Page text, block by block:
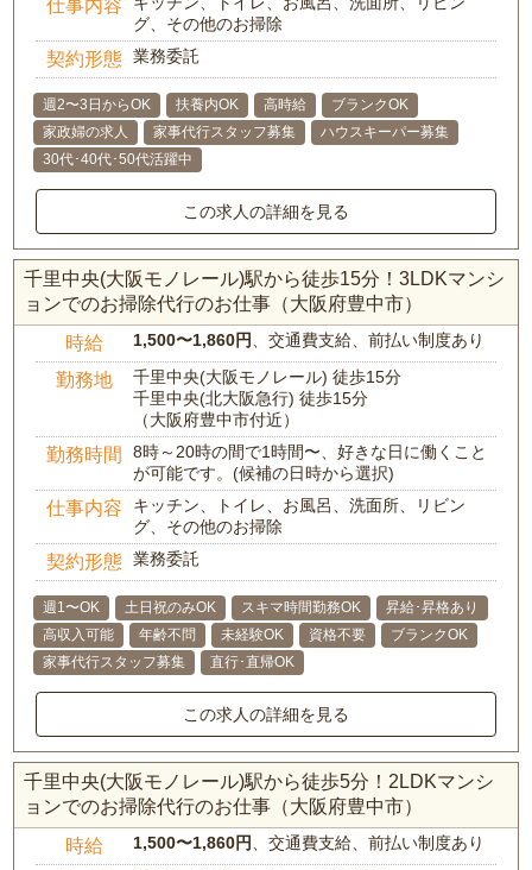
仕事内容
グ、その他のお掃除
契約形態 業務委託
週2〜3日からOK 扶養内OK 高時給
ブランクOK
家政婦の求人
家事代行スタッフ募集
ハウスキーパー募集
30代･40代･50代活躍中
この求人の詳細を見る
千里中央(大阪モノレール)駅から徒歩15分！3LDKマンシ
ョンでのお掃除代行のお仕事（大阪府豊中市）
時給 1,500〜1,860円、交通費支給、前払い制度あり
勤務地
千里中央(大阪モノレール) 徒歩15分
千里中央(北大阪急行) 徒歩15分
（大阪府豊中市付近）
勤務時間
8時～20時の間で1時間〜、好きな日に働くこと
が可能です。(候補の日時から選択)
仕事内容
キッチン、トイレ、お風呂、洗面所、リビン
グ、その他のお掃除
契約形態 業務委託
週1〜OK 土日祝のみOK スキマ時間勤務OK
昇給･昇格あり
高収入可能
年齢不問 未経験OK 資格不要
ブランクOK
家事代行スタッフ募集
直行･直帰OK
この求人の詳細を見る
千里中央(大阪モノレール)駅から徒歩5分！2LDKマンシ
ョンでのお掃除代行のお仕事（大阪府豊中市）
時給 1,500〜1,860円、交通費支給、前払い制度あり